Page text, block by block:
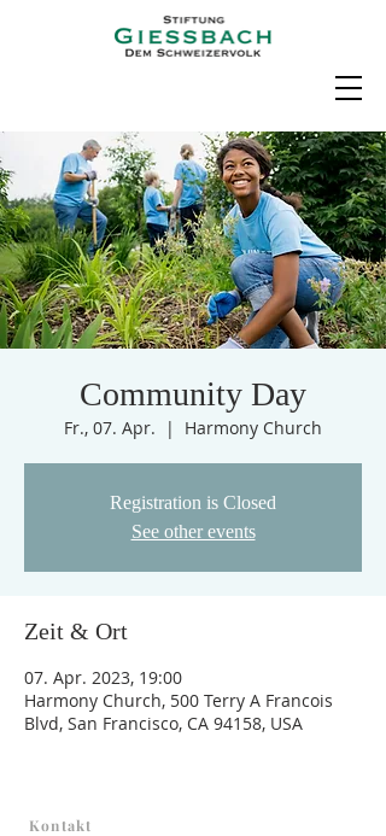
Community Day
Fr., 07. Apr.
  |
Harmony Church
Registration is Closed
See other events
Zeit & Ort
07. Apr. 2023, 19:00
Harmony Church, 500 Terry A Francois
Blvd, San Francisco, CA 94158, USA
Kontakt